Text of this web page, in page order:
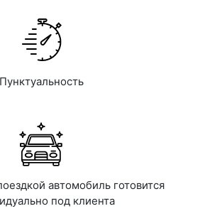
Пунктуальность
автомобиль готовится
под клиента